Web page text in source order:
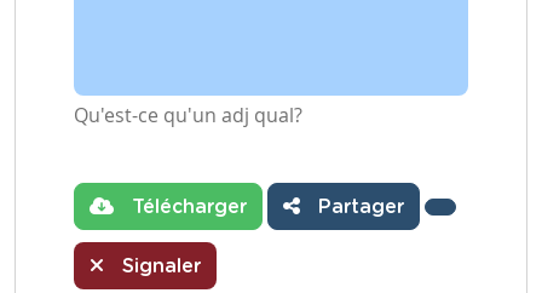
Qu'est-ce qu'un adj qual?
Télécharger Partager
Signaler